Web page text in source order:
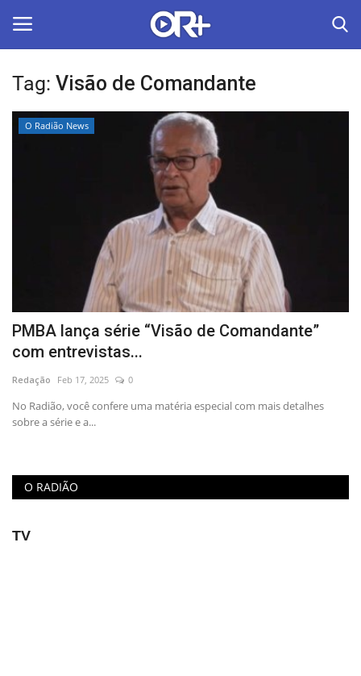
LOGIN ASSINAR
Política
Economia
Educação
Municípios
Esportes
Tag: Visão de Comandante
O Radião News
PMBA lança série “Visão de Comandante”
com entrevistas...
Redação Feb 17, 2025 0
No Radião, você confere uma matéria especial com mais detalhes
sobre a série e a...
O RADIÃO
TV